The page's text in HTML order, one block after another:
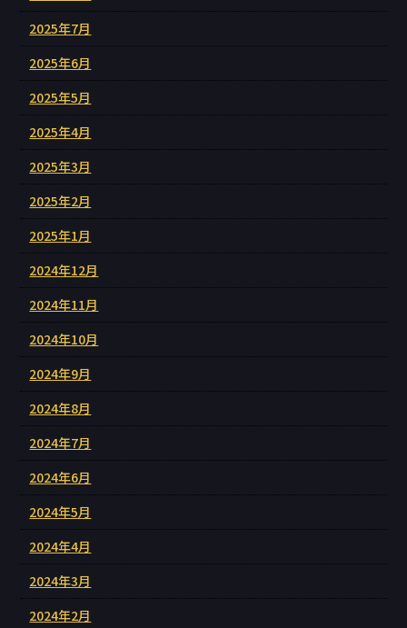
2025年7月
2025年6月
2025年5月
2025年4月
2025年3月
2025年2月
2025年1月
2024年12月
2024年11月
2024年10月
2024年9月
2024年8月
2024年7月
2024年6月
2024年5月
2024年4月
2024年3月
2024年2月